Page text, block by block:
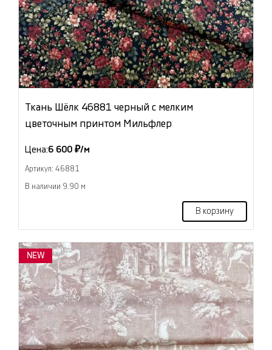
Ткань Шёлк 46881 черный с мелким
цветочным принтом Мильфлер
Цена:6 600 ₽/м
Артикул: 46881
В наличии 9.90 м
В корзину
NEW